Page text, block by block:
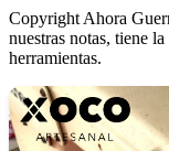
Copyright Ahora
nuestras notas, tiene
herramientas.